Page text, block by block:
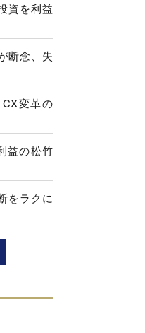
資を利益
断念、失
変革の
益の松竹
をラクに